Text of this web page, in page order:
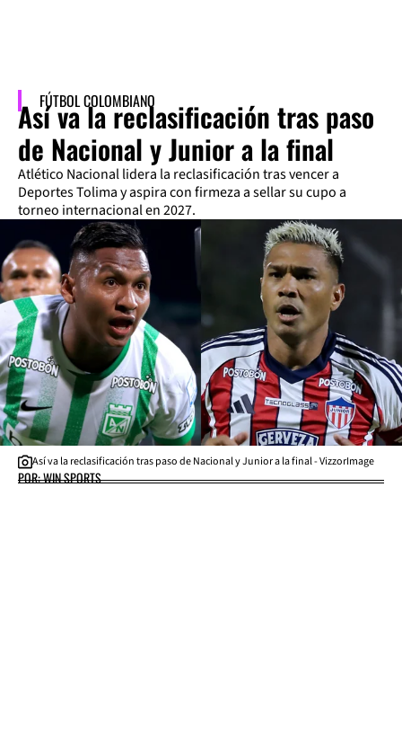
FÚTBOL COLOMBIANO
Así va la reclasificación tras paso
de Nacional y Junior a la final
Atlético Nacional lidera la reclasificación tras vencer a
Deportes Tolima y aspira con firmeza a sellar su cupo a
torneo internacional en 2027.
Así va la reclasificación tras paso de Nacional y Junior a la final - VizzorImage
POR: WIN SPORTS